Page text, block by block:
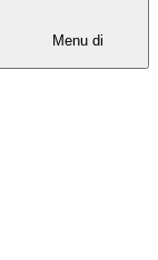
Menu di